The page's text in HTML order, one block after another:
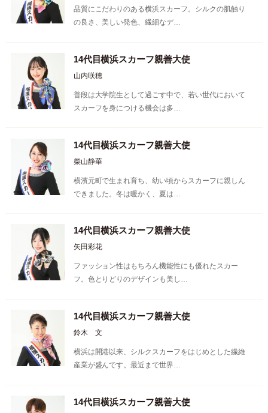
品質にこだわりのある横浜スカーフ。シルクの肌触り
の良さ、美しい発色、繊細なデ…
14代目横浜スカーフ親善大使
山内咲穂
普段は大学院生として過ごす中で、若い世代において
スカーフを身につける機会は多…
14代目横浜スカーフ親善大使
柴山静華
横濱元町で生まれ育ち、幼い頃からスカーフに親しん
できました。冬は暖かく、夏は…
14代目横浜スカーフ親善大使
矢田彩花
ファッション性はもちろん機能性にも優れたスカー
フ。色とりどりのデザインも美し…
14代目横浜スカーフ親善大使
鈴木 文
横浜は開港以来、シルクスカーフをはじめとした繊維
産業が盛んです。最近まで世界…
14代目横浜スカーフ親善大使